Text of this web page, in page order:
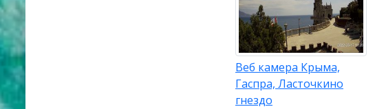
Веб камера Крыма,
Гаспра, Ласточкино
гнездо